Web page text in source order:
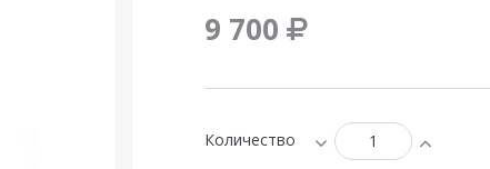
9 700
Количество